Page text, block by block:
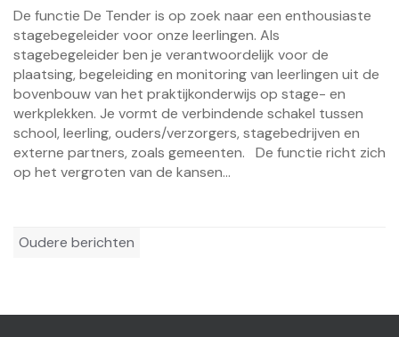
De functie De Tender is op zoek naar een enthousiaste
stagebegeleider voor onze leerlingen. Als
stagebegeleider ben je verantwoordelijk voor de
plaatsing, begeleiding en monitoring van leerlingen uit de
bovenbouw van het praktijkonderwijs op stage- en
werkplekken. Je vormt de verbindende schakel tussen
school, leerling, ouders/verzorgers, stagebedrijven en
externe partners, zoals gemeenten. De functie richt zich
op het vergroten van de kansen...
Berichtennavigatie
Oudere berichten